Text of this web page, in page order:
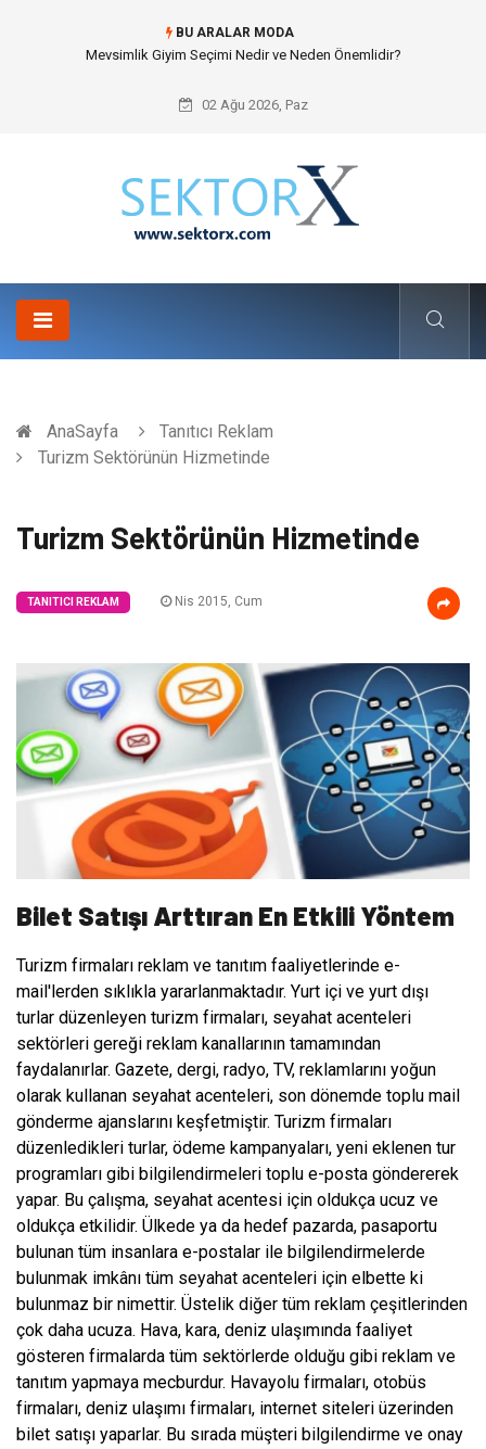
BU ARALAR MODA
Hansgrohe Ankastre Duş Seti Banyo Mimarisinde Konforu Nasıl
02 Ağu 2026, Paz
AnaSayfa
Tanıtıcı Reklam
Turizm Sektörünün Hizmetinde
Turizm Sektörünün Hizmetinde
TANITICI REKLAM Nis 2015, Cum
Bilet Satışı Arttıran En Etkili Yöntem
Turizm firmaları reklam ve tanıtım faaliyetlerinde e-
mail'lerden sıklıkla yararlanmaktadır. Yurt içi ve yurt dışı
turlar düzenleyen turizm firmaları, seyahat acenteleri
sektörleri gereği reklam kanallarının tamamından
faydalanırlar. Gazete, dergi, radyo, TV, reklamlarını yoğun
olarak kullanan seyahat acenteleri, son dönemde toplu mail
gönderme ajanslarını keşfetmiştir. Turizm firmaları
düzenledikleri turlar, ödeme kampanyaları, yeni eklenen tur
programları gibi bilgilendirmeleri toplu e-posta göndererek
yapar. Bu çalışma, seyahat acentesi için oldukça ucuz ve
oldukça etkilidir. Ülkede ya da hedef pazarda, pasaportu
bulunan tüm insanlara e-postalar ile bilgilendirmelerde
bulunmak imkânı tüm seyahat acenteleri için elbette ki
bulunmaz bir nimettir. Üstelik diğer tüm reklam çeşitlerinden
çok daha ucuza. Hava, kara, deniz ulaşımında faaliyet
gösteren firmalarda tüm sektörlerde olduğu gibi reklam ve
tanıtım yapmaya mecburdur. Havayolu firmaları, otobüs
firmaları, deniz ulaşımı firmaları, internet siteleri üzerinden
bilet satışı yaparlar. Bu sırada müşteri bilgilendirme ve onay